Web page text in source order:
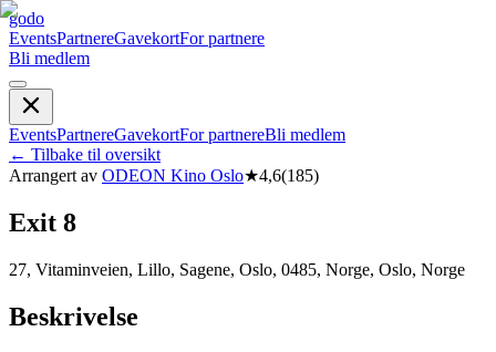
godo
EventsPartnereGavekortFor partnere
Bli medlem
EventsPartnereGavekortFor partnereBli medlem
← Tilbake til oversikt
Arrangert av ODEON Kino Oslo★4,6(185)
Exit 8
27, Vitaminveien, Lillo, Sagene, Oslo, 0485, Norge, Oslo, Norge
Beskrivelse